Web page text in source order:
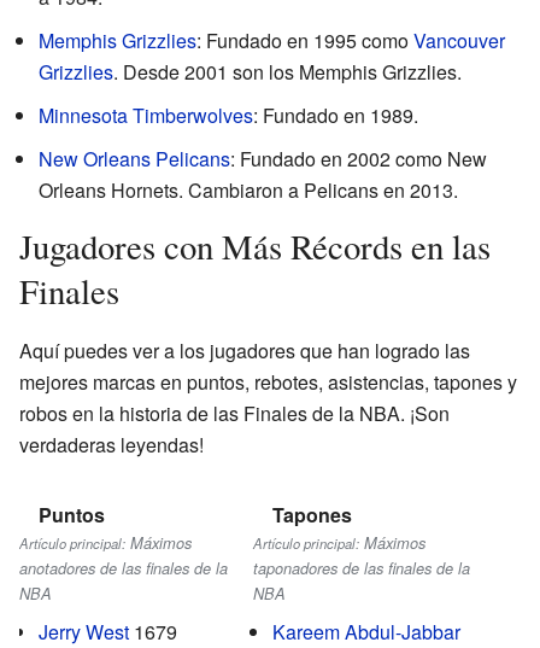
Memphis Grizzlies: Fundado en 1995 comoVancouver
Grizzlies. Desde 2001 son los Memphis Grizzlies.
Minnesota Timberwolves: Fundado en 1989.
New Orleans Pelicans: Fundado en 2002 como New
Orleans Hornets. Cambiaron a Pelicans en 2013.
Jugadores con Más Récords en las
Finales
Aquí puedes ver a los jugadores que han logrado las
mejores marcas en puntos, rebotes, asistencias, tapones y
robos en la historia de las Finales de la NBA. ¡Son
verdaderas leyendas!
Puntos
Artículo principal: Máximos
anotadores de las finales de la
NBA
Jerry West 1679
Tapones
Artículo principal: Máximos
taponadores de las finales de la
NBA
Kareem Abdul-Jabbar